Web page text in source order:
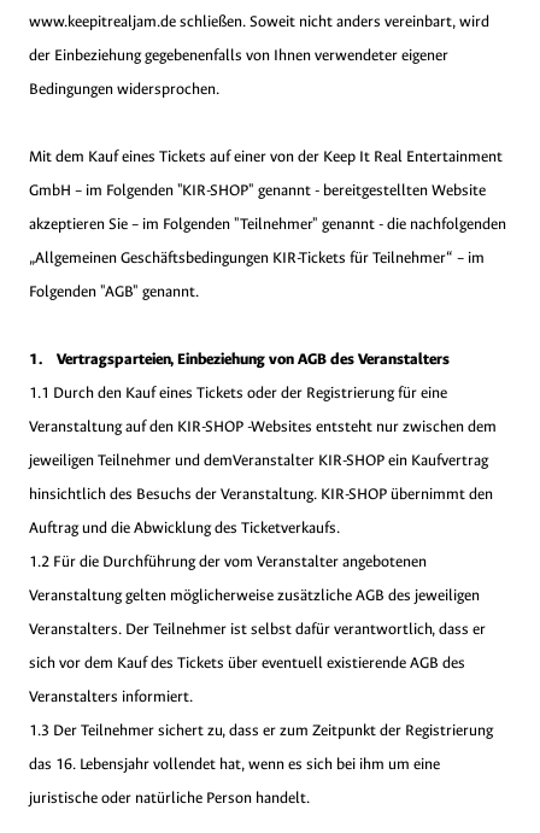
www.keepitrealjam.de schließen. Soweit nicht anders vereinbart, wird
der Einbeziehung gegebenenfalls von Ihnen verwendeter eigener
Bedingungen widersprochen.
Mit dem Kauf eines Tickets auf einer von der Keep It Real Entertainment
GmbH – im Folgenden "KIR-SHOP" genannt - bereitgestellten Website
akzeptieren Sie – im Folgenden "Teilnehmer" genannt - die nachfolgenden
„Allgemeinen Geschäftsbedingungen KIR-Tickets für Teilnehmer“ – im
Folgenden "AGB" genannt.
1. Vertragsparteien, Einbeziehung von AGB des Veranstalters
1.1 Durch den Kauf eines Tickets oder der Registrierung für eine
Veranstaltung auf den KIR-SHOP -Websites entsteht nur zwischen dem
jeweiligen Teilnehmer und demVeranstalter KIR-SHOP ein Kaufvertrag
hinsichtlich des Besuchs der Veranstaltung. KIR-SHOP übernimmt den
Auftrag und die Abwicklung des Ticketverkaufs.
1.2 Für die Durchführung der vom Veranstalter angebotenen
Veranstaltung gelten möglicherweise zusätzliche AGB des jeweiligen
Veranstalters. Der Teilnehmer ist selbst dafür verantwortlich, dass er
sich vor dem Kauf des Tickets über eventuell existierende AGB des
Veranstalters informiert.
1.3 Der Teilnehmer sichert zu, dass er zum Zeitpunkt der Registrierung
das 16. Lebensjahr vollendet hat, wenn es sich bei ihm um eine
juristische oder natürliche Person handelt.